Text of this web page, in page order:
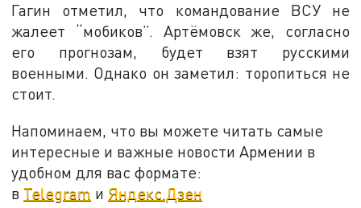
Гагин отметил, что командование ВСУ не
жалеет “мобиков”. Артёмовск же, согласно
его прогнозам, будет взят русскими
военными. Однако он заметил: торопиться не
стоит.
Напоминаем, что вы можете читать самые
интересные и важные новости Армении в
удобном для вас формате:
в Telegram и Яндекс.Дзен